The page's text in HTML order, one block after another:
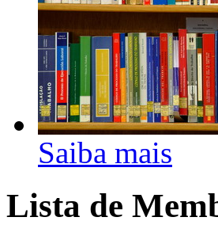
Saiba mais
Lista de